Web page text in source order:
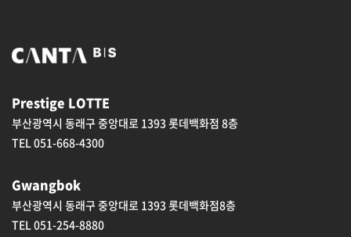
Prestige LOTTE
부산광역시 동래구 중앙대로 1393 롯데백화점 8층
TEL 051-668-4300
Gwangbok
부산광역시 동래구 중앙대로 1393 롯데백화점8층
TEL 051-254-8880